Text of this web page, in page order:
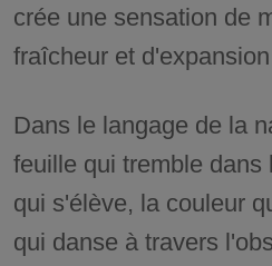
crée une sensation de
fraîcheur et
Dans le langage de la
feuille qui tremble dans
qui s'élève, la couleur
qui danse à travers